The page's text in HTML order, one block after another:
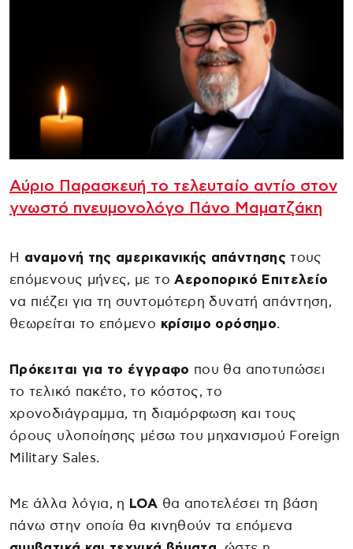
Αύριο Παρασκευή το τελευταίο αντίο στον
γνωστό πνευμονολόγο Πάνο Μαματζάκη
Η αναμονή της αμερικανικής απάντησηςτους
επόμενους μήνες, με τοΑεροπορικό Επιτελείο
να πιέζει για τη συντομότερη δυνατή απάντηση,
θεωρείται το επόμενο κρίσιμο ορόσημο.
Πρόκειται για το έγγραφο που θα αποτυπώσει
το τελικό πακέτο, το κόστος, το
χρονοδιάγραμμα, τη διαμόρφωση και τους
όρους υλοποίησης μέσω του μηχανισμού Foreign
Military Sales.
Με άλλα λόγια, η LOA θα αποτελέσει τη βάση
πάνω στην οποία θα κινηθούν τα επόμενα